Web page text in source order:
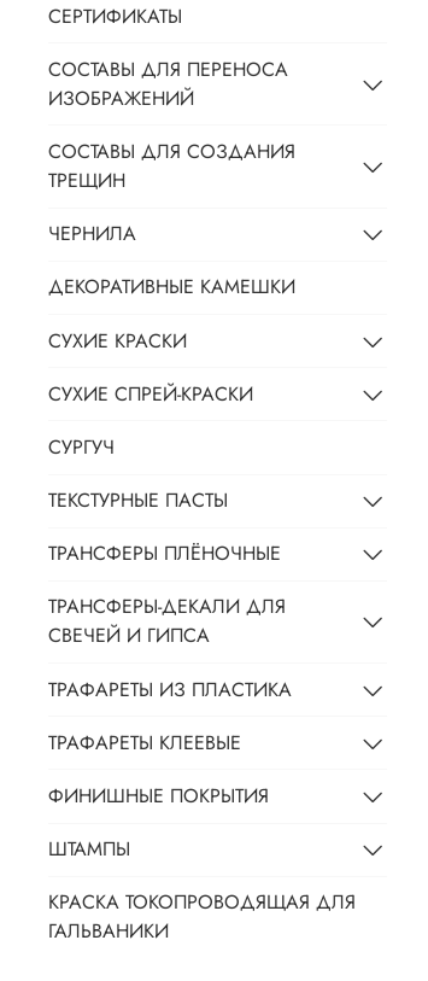
СЕРТИФИКАТЫ
СОСТАВЫ ДЛЯ ПЕРЕНОСА
ИЗОБРАЖЕНИЙ
СОСТАВЫ ДЛЯ СОЗДАНИЯ
ТРЕЩИН
ЧЕРНИЛА
ДЕКОРАТИВНЫЕ КАМЕШКИ
СУХИЕ КРАСКИ
СУХИЕ СПРЕЙ-КРАСКИ
СУРГУЧ
ТЕКСТУРНЫЕ ПАСТЫ
ТРАНСФЕРЫ ПЛЁНОЧНЫЕ
ТРАНСФЕРЫ-ДЕКАЛИ ДЛЯ
СВЕЧЕЙ И ГИПСА
ТРАФАРЕТЫ ИЗ ПЛАСТИКА
ТРАФАРЕТЫ КЛЕЕВЫЕ
ФИНИШНЫЕ ПОКРЫТИЯ
ШТАМПЫ
КРАСКА ТОКОПРОВОДЯЩАЯ ДЛЯ
ГАЛЬВАНИКИ